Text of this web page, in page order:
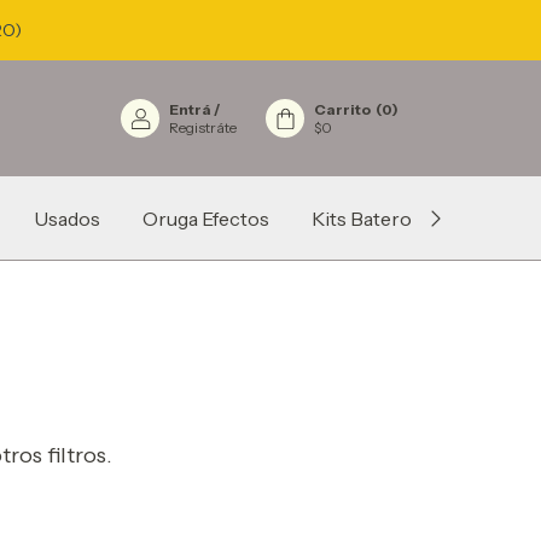
Entrá /
Registráte
Carrito (0)
$0
Usados Oruga Efectos Kits Batero
filtros.